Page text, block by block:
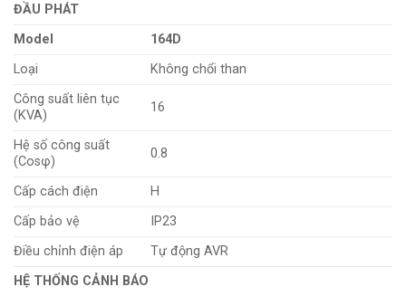
ĐẦU PHÁT
Model
164D
Loại
Không chổi than
Công suất liên tục
(KVA)
16
Hệ số công suất
(Cosφ)
0.8
Cấp cách điện
H
Cấp bảo vệ
IP23
Điều chỉnh điện áp
Tự động AVR
HỆ THỐNG CẢNH BÁO